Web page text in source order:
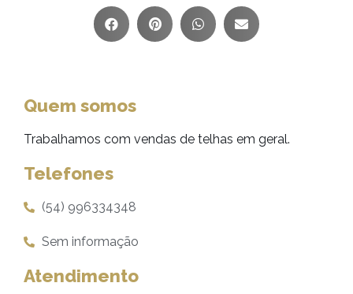
Quem somos
Trabalhamos com vendas de telhas em geral.
Telefones
(54) 996334348
Sem informação
Atendimento